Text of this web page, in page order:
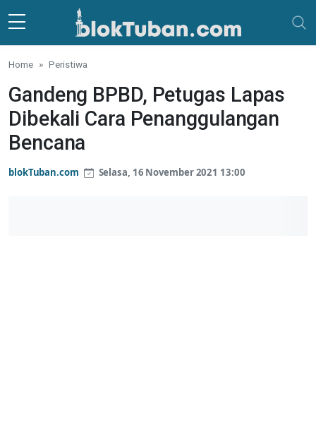
Skip to main content
Home Peristiwa
Gandeng BPBD, Petugas Lapas
Dibekali Cara Penanggulangan
Bencana
blokTuban.com Selasa, 16 November 2021 13:00